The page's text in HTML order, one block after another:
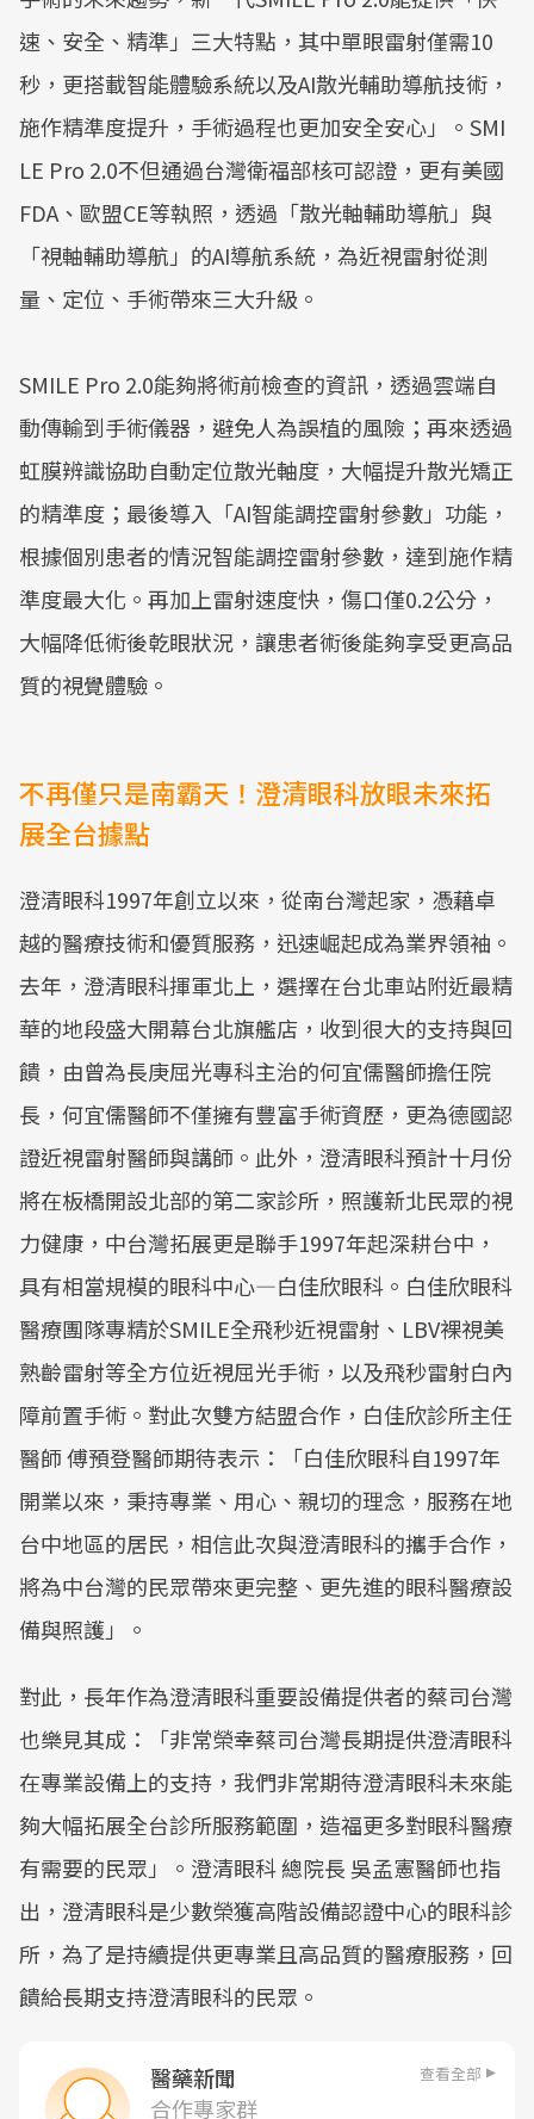
速、安全、精準」三大特點，其中單眼雷射僅需10
秒，更搭載智能體驗系統以及AI散光輔助導航技術，
施作精準度提升，手術過程也更加安全安心」。SMI
LE Pro 2.0不但通過台灣衛福部核可認證，更有美國
FDA、歐盟CE等執照，透過「散光軸輔助導航」與
「視軸輔助導航」的AI導航系統，為近視雷射從測
量、定位、手術帶來三大升級。
SMILE Pro 2.0能夠將術前檢查的資訊，透過雲端自
動傳輸到手術儀器，避免人為誤植的風險；再來透過
虹膜辨識協助自動定位散光軸度，大幅提升散光矯正
的精準度；最後導入「AI智能調控雷射參數」功能，
根據個別患者的情況智能調控雷射參數，達到施作精
準度最大化。再加上雷射速度快，傷口僅0.2公分，
大幅降低術後乾眼狀況，讓患者術後能夠享受更高品
質的視覺體驗。
不再僅只是南霸天！澄清眼科放眼未來拓
展全台據點
澄清眼科1997年創立以來，從南台灣起家，憑藉卓
越的醫療技術和優質服務，迅速崛起成為業界領袖。
去年，澄清眼科揮軍北上，選擇在台北車站附近最精
華的地段盛大開幕台北旗艦店，收到很大的支持與回
饋，由曾為長庚屈光專科主治的何宜儒醫師擔任院
長，何宜儒醫師不僅擁有豐富手術資歷，更為德國認
證近視雷射醫師與講師。此外，澄清眼科預計十月份
將在板橋開設北部的第二家診所，照護新北民眾的視
力健康，中台灣拓展更是聯手1997年起深耕台中，
具有相當規模的眼科中心—白佳欣眼科。白佳欣眼科
醫療團隊專精於SMILE全飛秒近視雷射、LBV裸視美
熟齡雷射等全方位近視屈光手術，以及飛秒雷射白內
障前置手術。對此次雙方結盟合作，白佳欣診所主任
醫師 傅預登醫師期待表示：「白佳欣眼科自1997年
開業以來，秉持專業、用心、親切的理念，服務在地
台中地區的居民，相信此次與澄清眼科的攜手合作，
將為中台灣的民眾帶來更完整、更先進的眼科醫療設
備與照護」。
對此，長年作為澄清眼科重要設備提供者的蔡司台灣
也樂見其成：「非常榮幸蔡司台灣長期提供澄清眼科
在專業設備上的支持，我們非常期待澄清眼科未來能
夠大幅拓展全台診所服務範圍，造福更多對眼科醫療
有需要的民眾」。澄清眼科 總院長 吳孟憲醫師也指
出，澄清眼科是少數榮獲高階設備認證中心的眼科診
所，為了是持續提供更專業且高品質的醫療服務，回
饋給長期支持澄清眼科的民眾。
醫藥新聞 查看全部
合作專家群